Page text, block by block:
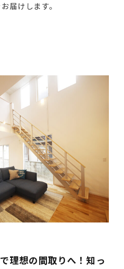
届けします。
理想の間取りへ！知っ